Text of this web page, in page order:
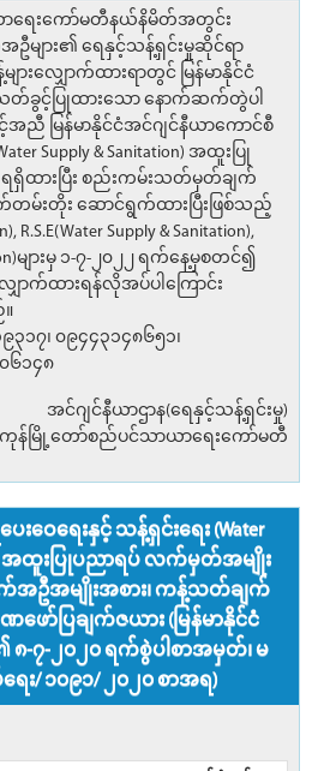
ရေးကော်မတီနယ်နိမိတ်အတွင်း
ျား၏ ရေနှင့်သန့်ရှင်းမှုဆိုင်ရာ
ားလျှောက်ထားရာတွင် မြန်မာနိုင်ငံ
တ်ခွင့်ပြုထားသော နောက်ဆက်တွဲပါ
ညီ မြန်မာနိုင်ငံအင်ဂျင်နီယာကောင်စီ
Supply & Sanitation) အထူးပြု
ထားပြီး စည်းကမ်းသတ်မှတ်ချက်
မ်းတိုး ဆောင်ရွက်ထားပြီးဖြစ်သည့်
R.S.E(Water Supply & Sanitation),
များမှ ၁-၇-၂၀၂၂ ရက်နေ့မှစတင်၍
က်ထားရန်လိုအပ်ပါကြောင်း
၁၇၊ ၀၉၄၄၃၁၄၈၆၅၁၊
၆၁၄၈
အင်ဂျင်နီယာဌာန(ရေနှင့်သန့်ရှင်းမှု)
န်မြို့တော်စည်ပင်သာယာရေးကော်မတီ
းဝေရေးနှင့် သန့်ရှင်းရေး (Water
အထူးပြုပညာရပ် လက်မှတ်အမျိုး
ဦအမျိုးအစား၊ ကန့်သတ်ချက်
ော်ပြချက်ဇယား (မြန်မာနိုင်ငံ
-၇-၂၀၂၀ ရက်စွဲပါစာအမှတ်၊ မ
း/ ၁၀၉၁/ ၂၀၂၀ စာအရ)